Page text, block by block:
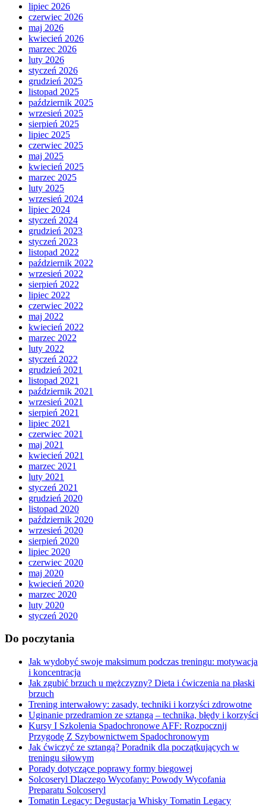
lipiec 2026
czerwiec 2026
maj 2026
kwiecień 2026
marzec 2026
luty 2026
styczeń 2026
grudzień 2025
listopad 2025
październik 2025
wrzesień 2025
sierpień 2025
lipiec 2025
czerwiec 2025
maj 2025
kwiecień 2025
marzec 2025
luty 2025
wrzesień 2024
lipiec 2024
styczeń 2024
grudzień 2023
styczeń 2023
listopad 2022
październik 2022
wrzesień 2022
sierpień 2022
lipiec 2022
czerwiec 2022
maj 2022
kwiecień 2022
marzec 2022
luty 2022
styczeń 2022
grudzień 2021
listopad 2021
październik 2021
wrzesień 2021
sierpień 2021
lipiec 2021
czerwiec 2021
maj 2021
kwiecień 2021
marzec 2021
luty 2021
styczeń 2021
grudzień 2020
listopad 2020
październik 2020
wrzesień 2020
sierpień 2020
lipiec 2020
czerwiec 2020
maj 2020
kwiecień 2020
marzec 2020
luty 2020
styczeń 2020
Do poczytania
Jak wydobyć swoje maksimum podczas treningu: motywacja
i koncentracja
Jak zgubić brzuch u mężczyzny? Dieta i ćwiczenia na płaski
brzuch
Trening interwałowy: zasady, techniki i korzyści zdrowotne
Uginanie przedramion ze sztangą – technika, błędy i korzyści
Kursy I Szkolenia Spadochronowe AFF: Rozpocznij
Przygodę Z Szybownictwem Spadochronowym
Jak ćwiczyć ze sztangą? Poradnik dla początkujących w
treningu siłowym
Porady dotyczące poprawy formy biegowej
Solcoseryl Dlaczego Wycofany: Powody Wycofania
Preparatu Solcoseryl
Tomatin Legacy: Degustacja Whisky Tomatin Legacy